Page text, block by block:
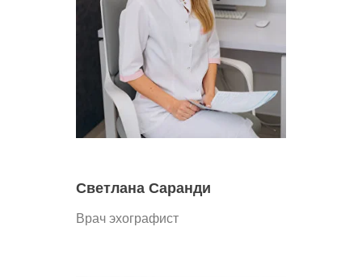
Светлана Саранди
Врач эхографист